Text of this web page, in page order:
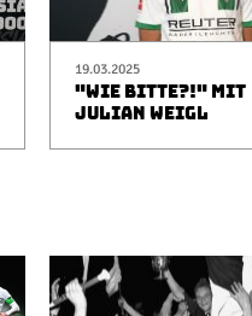
19.03.2025
"WIE BITTE?!" MIT
JULIAN WEIGL